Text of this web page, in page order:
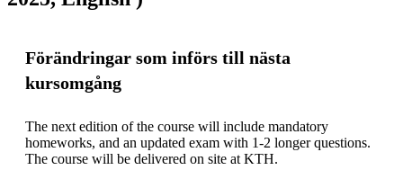
Förändringar som införs till nästa
kursomgång
The next edition of the course will include mandatory
homeworks, and an updated exam with 1-2 longer questions.
The course will be delivered on site at KTH.